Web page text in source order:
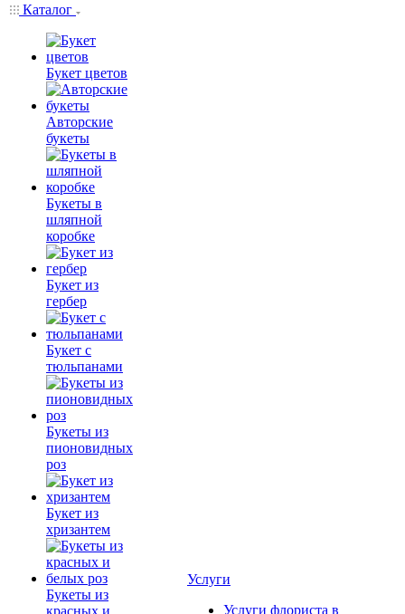
Каталог
Букет цветов
Авторские
букеты
Букеты в
шляпной
коробке
Букет из
гербер
Букет с
тюльпанами
Букеты из
пионовидных
роз
Букет из
хризантем
Букеты из
красных и
Услуги
Услуги флориста в